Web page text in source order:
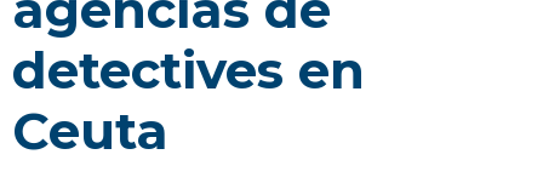
detectives en
Ceuta